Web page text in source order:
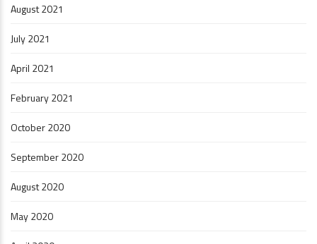
August 2021
July 2021
April 2021
February 2021
October 2020
September 2020
August 2020
May 2020